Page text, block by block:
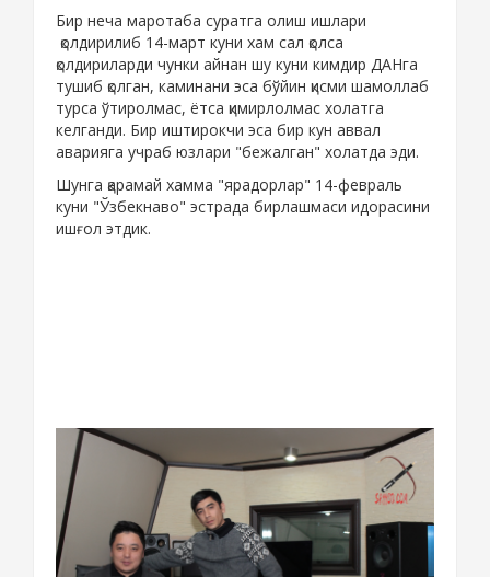
Бир неча маротаба суратга олиш ишлари
қолдирилиб 14-март куни хам сал қолса
қолдириларди чунки айнан шу куни кимдир ДАНга
тушиб қолган, каминани эса бўйин қисми шамоллаб
турса ўтиролмас, ётса қимирлолмас холатга
келганди. Бир иштирокчи эса бир кун аввал
аварияга учраб юзлари "бежалган" холатда эди.
Шунга қарамай хамма "ярадорлар" 14-февраль
куни "Ўзбекнаво" эстрада бирлашмаси идорасини
ишғол этдик.